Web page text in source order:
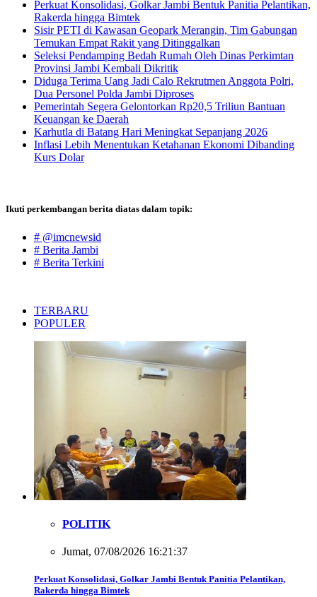
Perkuat Konsolidasi, Golkar Jambi Bentuk Panitia Pelantikan,
Rakerda hingga Bimtek
Sisir PETI di Kawasan Geopark Merangin, Tim Gabungan
Temukan Empat Rakit yang Ditinggalkan
Seleksi Pendamping Bedah Rumah Oleh Dinas Perkimtan
Provinsi Jambi Kembali Dikritik
Diduga Terima Uang Jadi Calo Rekrutmen Anggota Polri,
Dua Personel Polda Jambi Diproses
Pemerintah Segera Gelontorkan Rp20,5 Triliun Bantuan
Keuangan ke Daerah
Karhutla di Batang Hari Meningkat Sepanjang 2026
Inflasi Lebih Menentukan Ketahanan Ekonomi Dibanding
Kurs Dolar
Ikuti perkembangan berita diatas dalam topik:
# @imcnewsid
# Berita Jambi
# Berita Terkini
TERBARU
POPULER
POLITIK
Jumat, 07/08/2026 16:21:37
Perkuat Konsolidasi, Golkar Jambi Bentuk Panitia Pelantikan,
Rakerda hingga Bimtek